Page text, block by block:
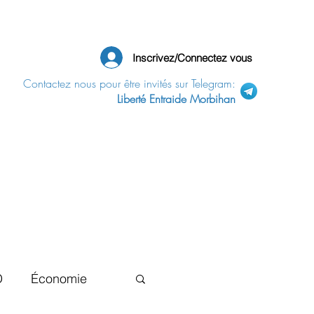
Inscrivez/Connectez vous
Contactez nous pour être invités sur Telegram:
Liberté Entraide Morbihan
Économie